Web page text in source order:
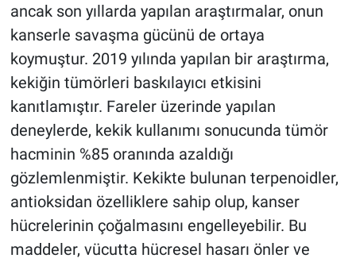
ancak son yıllarda yapılan araştırmalar, onun
kanserle savaşma gücünü de ortaya
koymuştur. 2019 yılında yapılan bir araştırma,
kekiğin tümörleri baskılayıcı etkisini
kanıtlamıştır. Fareler üzerinde yapılan
deneylerde, kekik kullanımı sonucunda tümör
hacminin %85 oranında azaldığı
gözlemlenmiştir. Kekikte bulunan terpenoidler,
antioksidan özelliklere sahip olup, kanser
hücrelerinin çoğalmasını engelleyebilir. Bu
maddeler, vücutta hücresel hasarı önler ve